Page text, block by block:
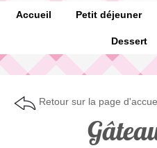
Accueil Petit déjeuner
Dessert
Retour sur la page